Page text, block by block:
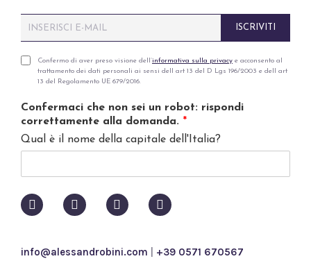
m
iP
v
a
y
i
c
Confermo di aver preso visione dell’informativa sulla privacy e acconsento al
trattamento dei dati personali ai sensi dell art 13 del D Lgs 196/2003 e dell art
13 del Regolamento UE 679/2016.
Confermaci che non sei un robot: rispondi
correttamente alla domanda. *
Qual è il nome della capitale dell'Italia?
ISCRIVITI
info@alessandrobini.com +39 0571 670567